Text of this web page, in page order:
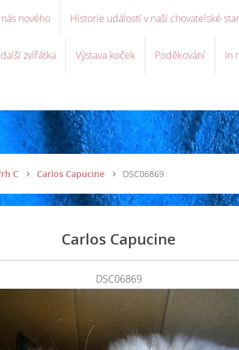
nového Historie událostí v naší chovatelské
zvířátka Výstava koček Poděkování In
C Carlos Capucine DSC06869
Carlos Capucine
DSC06869